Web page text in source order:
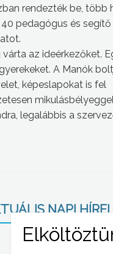
rendezték be, több
pedagógus és segítő
az ideérkezőket.
A Manók
képeslapokat is fel
legalábbis a
NAPI HÍREI